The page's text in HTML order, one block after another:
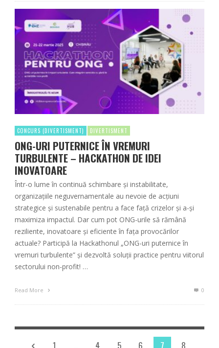
CONCURS (DIVERTISMENT) DIVERTISMENT
ONG-URI PUTERNICE ÎN VREMURI
TURBULENTE – HACKATHON DE IDEI
INOVATOARE
Într-o lume în continuă schimbare și instabilitate,
organizațiile neguvernamentale au nevoie de acțiuni
strategice și sustenabile pentru a face față crizelor și a-și
maximiza impactul. Dar cum pot ONG-urile să rămână
reziliente, inovatoare și eficiente în fața provocărilor
actuale? Participă la Hackathonul „ONG-uri puternice în
vremuri turbulente” și dezvoltă soluții practice pentru viitorul
sectorului non-profit! …
Read More 0
1 4 5 6 7 8